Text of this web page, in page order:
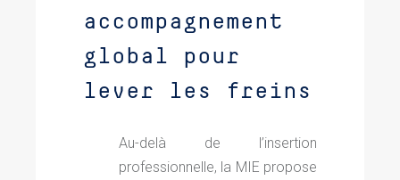
accompagnement
global pour
lever les freins
Au-delà de l’insertion
professionnelle, la MIE propose